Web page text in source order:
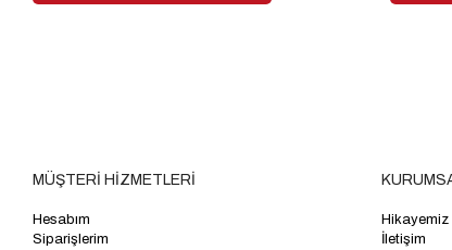
MÜŞTERİ HİZMETLERİ
Hesabım
Siparişlerim
Hikayemiz
İletişim